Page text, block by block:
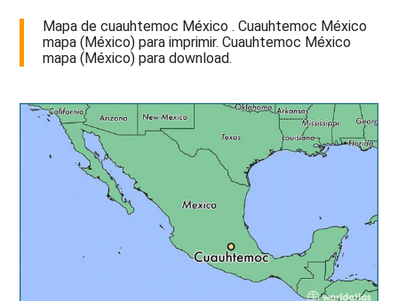
Mapa de cuauhtemoc México . Cuauhtemoc México
mapa (México) para imprimir. Cuauhtemoc México
mapa (México) para download.